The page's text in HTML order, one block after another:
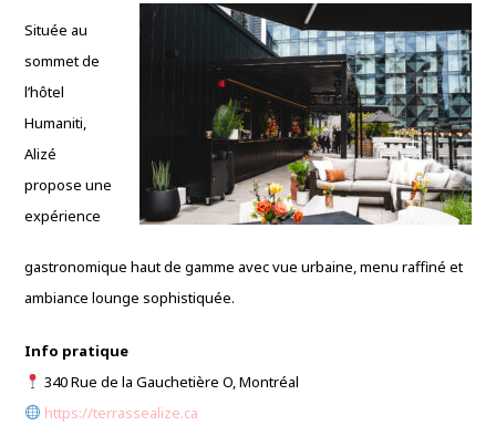
Située au
sommet de
l’hôtel
Humaniti,
Alizé
propose une
expérience
gastronomique haut de gamme avec vue urbaine, menu raffiné et
ambiance lounge sophistiquée.
Info pratique
340 Rue de la Gauchetière O, Montréal
https://terrassealize.ca